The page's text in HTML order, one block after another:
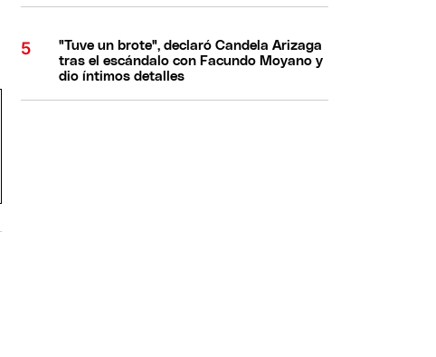
"Tuve un brote", declaró Candela Arizaga
tras el escándalo con Facundo Moyano y
dio íntimos detalles